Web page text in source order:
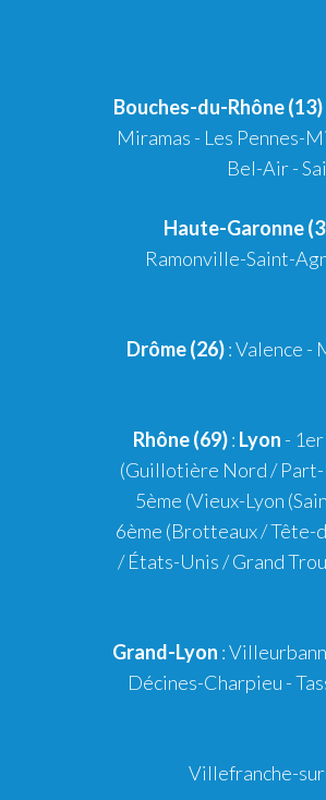
Bouches-du-Rhône (13)
Miramas - Les Pennes-
Bel-Air-
Haute-Garonne
Ramonville-Saint-
Drôme (26):Valence -
Rhône (69): Lyon - 1er
(Guillotière Nord / Part-
5ème (Vieux-Lyon
6ème (Brotteaux / Tête-
/ États-Unis / Grand
Grand-Lyon :
Décines-Charpieu -
Villefranche-